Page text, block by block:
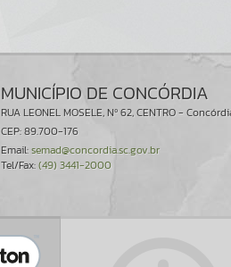
MUNICÍPIO DE CONCÓRDIA
RUA LEONEL MOSELE, Nº 62, CENTRO -
CEP: 89.700-176
Email:semad@concordia.sc.gov.br
Tel/Fax:(49) 3441-2000